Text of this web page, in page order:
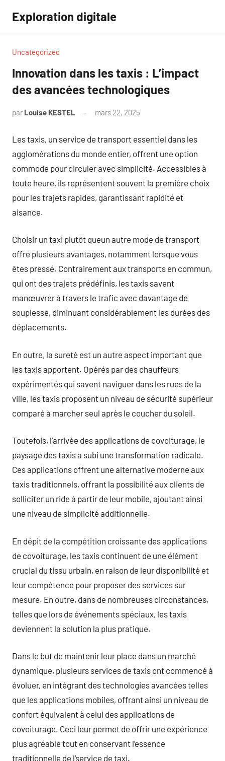
contenu
Exploration digitale
Uncategorized
Innovation dans les taxis : L’impact
des avancées technologiques
par Louise KESTEL mars 22, 2025
Les taxis, un service de transport essentiel dans les
agglomérations du monde entier, offrent une option
commode pour circuler avec simplicité. Accessibles à
toute heure, ils représentent souvent la première choix
pour les trajets rapides, garantissant rapidité et
aisance.
Choisir un taxi plutôt queun autre mode de transport
offre plusieurs avantages, notamment lorsque vous
êtes pressé. Contrairement aux transports en commun,
qui ont des trajets prédéfinis, les taxis savent
manœuvrer à travers le trafic avec davantage de
souplesse, diminuant considérablement les durées des
déplacements.
En outre, la sureté est un autre aspect important que
les taxis apportent. Opérés par des chauffeurs
expérimentés qui savent naviguer dans les rues de la
ville, les taxis proposent un niveau de sécurité supérieur
comparé à marcher seul après le coucher du soleil.
Toutefois, l’arrivée des applications de covoiturage, le
paysage des taxis a subi une transformation radicale.
Ces applications offrent une alternative moderne aux
taxis traditionnels, offrant la possibilité aux clients de
solliciter un ride à partir de leur mobile, ajoutant ainsi
une niveau de simplicité additionnelle.
En dépit de la compétition croissante des applications
de covoiturage, les taxis continuent de une élément
crucial du tissu urbain, en raison de leur disponibilité et
leur compétence pour proposer des services sur
mesure. En outre, dans de nombreuses circonstances,
telles que lors de événements spéciaux, les taxis
deviennent la solution la plus pratique.
Dans le but de maintenir leur place dans un marché
dynamique, plusieurs services de taxis ont commencé à
évoluer, en intégrant des technologies avancées telles
que les applications mobiles, offrant ainsi un niveau de
confort équivalent à celui des applications de
covoiturage. Ceci leur permet de offrir une expérience
plus agréable tout en conservant l’essence
traditionnelle de l’service de taxi.